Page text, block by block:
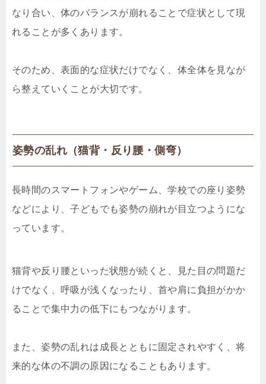
なり合い、体のバランスが崩れることで症状として現
れることが多くあります。
そのため、表面的な症状だけでなく、体全体を見なが
ら整えていくことが大切です。
姿勢の乱れ（猫背・反り腰・側弯）
長時間のスマートフォンやゲーム、学校での座り姿勢
などにより、子どもでも姿勢の崩れが目立つようにな
っています。
猫背や反り腰といった状態が続くと、見た目の問題だ
けでなく、呼吸が浅くなったり、首や肩に負担がかか
ることで集中力の低下にもつながります。
また、姿勢の乱れは成長とともに固定されやすく、将
来的な体の不調の原因になることもあります。